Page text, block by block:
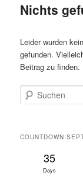
Nichts
Leider wurden
gefunden.
Beitrag zu finden.
Suchen
COUNTDOWN
35
Days